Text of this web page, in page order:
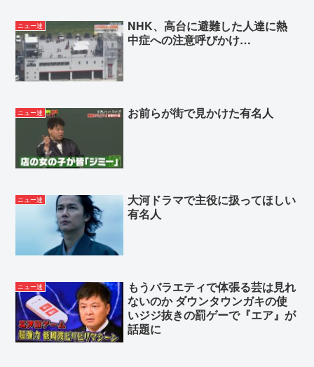
ニュー速
NHK、高台に避難した人達に熱
中症への注意呼びかけ…
ニュー速 お前らが街で見かけた有名人
ニュー速
大河ドラマで主役に扱ってほしい
有名人
ニュー速
もうバラエティで体張る芸は見れ
ないのか ダウンタウンガキの使
いジジ抜きの罰ゲーで『エア』が
話題に